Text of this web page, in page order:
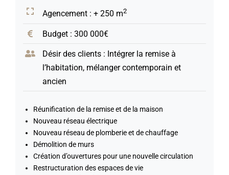
Agencement : + 250 m2
Budget : 300 000€
Désir des clients : Intégrer la remise à
l’habitation, mélanger contemporain et
ancien
Réunification de la remise et de la maison
Nouveau réseau électrique
Nouveau réseau de plomberie et de chauffage
Démolition de murs
Création d’ouvertures pour une nouvelle circulation
Restructuration des espaces de vie